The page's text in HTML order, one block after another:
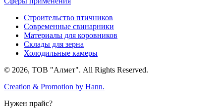
Строительство птичников
Современные свинарники
Материалы для коровников
Склады для зерна
Холодильные камеры
© 2026, ТОВ "Алмет". All Rights Reserved.
Creation & Promotion by Hann.
Нужен прайс?